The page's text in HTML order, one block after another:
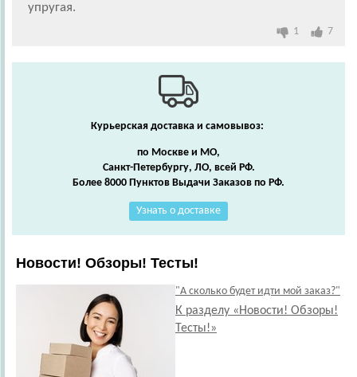
упругая.
1 7
Курьерская доставка и самовывоз:
по Москве и МО,
Санкт-Петербургу, ЛО, всей РФ.
Более 8000 Пунктов Выдачи Заказов по РФ.
Узнать о доставке
Новости! Обзоры! Тесты!
"А сколько будет идти мой заказ?"
К разделу «Новости! Обзоры!
Тесты!»